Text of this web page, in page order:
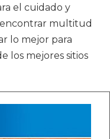
el cuidado y
encontrar multitud
lo mejor para
los mejores sitios